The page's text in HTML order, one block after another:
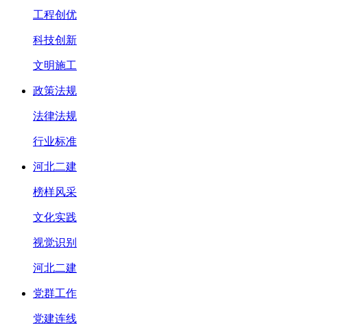
工程创优
科技创新
文明施工
政策法规
法律法规
行业标准
河北二建
榜样风采
文化实践
视觉识别
河北二建
党群工作
党建连线